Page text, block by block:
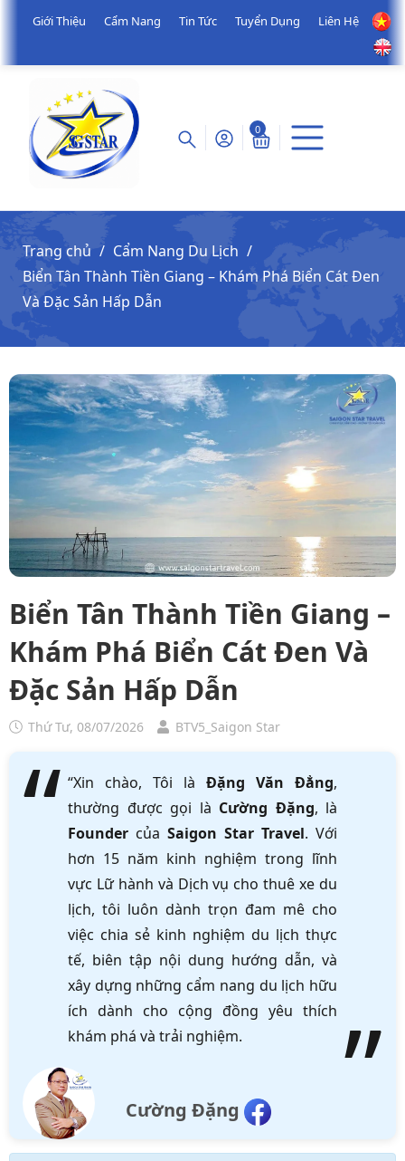
Giới Thiệu Cẩm Nang Tin Tức Tuyển Dụng Liên Hệ
0
Trang chủ
Cẩm Nang Du Lịch
Biển Tân Thành Tiền Giang – Khám Phá Biển Cát Đen
Và Đặc Sản Hấp Dẫn
Biển Tân Thành Tiền Giang –
Khám Phá Biển Cát Đen Và
Đặc Sản Hấp Dẫn
Thứ Tư, 08/07/2026 BTV5_Saigon Star
“Xin chào, Tôi là Đặng Văn Đẳng,
thường được gọi là Cường Đặng, là
Founder của Saigon Star Travel. Với
hơn 15 năm kinh nghiệm trong lĩnh
vực Lữ hành và Dịch vụ cho thuê xe du
lịch, tôi luôn dành trọn đam mê cho
việc chia sẻ kinh nghiệm du lịch thực
tế, biên tập nội dung hướng dẫn, và
xây dựng những cẩm nang du lịch hữu
ích dành cho cộng đồng yêu thích
khám phá và trải nghiệm.
Cường Đặng